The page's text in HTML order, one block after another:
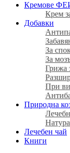
Кремове
Крем
Добавки
За
За
Грижа
При
Природна
Лечебен чай
Книги